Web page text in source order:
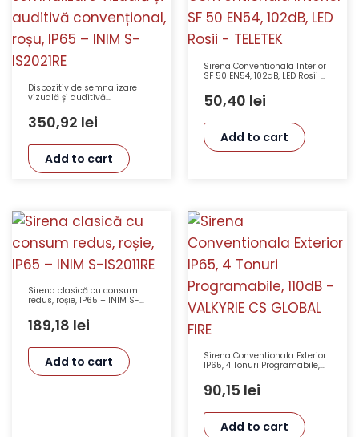
Dispozitiv de semnalizare
vizuală și auditivă
convențional, roșu, IP65 –
INIM S-IS2021RE
350,92 lei
Add to cart
Sirena Conventionala Interior
SF 50 EN54, 102dB, LED Rosii –
50,40 lei
Add to cart
Sirena clasică cu consum
redus, roșie, IP65 – INIM S-
189,18 lei
Add to cart
Sirena Conventionala Exterior
IP65, 4 Tonuri Programabile,
FIRE
90,15 lei
Add to cart